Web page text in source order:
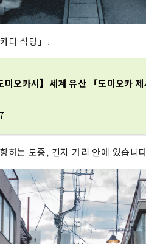
다 식당」.
미오카시】세계 유산 「도미오카
하는 도중, 긴자 거리 안에 있습니